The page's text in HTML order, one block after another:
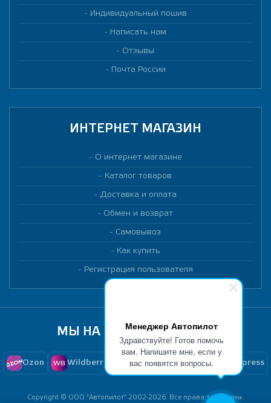
Менеджер Автопилот
Здравствуйте! Готов помочь
вам. Напишите мне, если у
вас появятся вопросы.
Индивидуальный пошив
Написать нам
Отзывы
Почта России
ИНТЕРНЕТ МАГАЗИН
О интернет магазине
Каталог товаров
Доставка и оплата
Обмен и возврат
Самовывоз
Как купить
Регистрация пользователя
МЫ НА МАРКЕТПЛЕЙСАХ
Ozon Wildberries Yandex Market Aliexpress
Copyright © ООО "Автопилот" 2002-2026. Все права защищены.